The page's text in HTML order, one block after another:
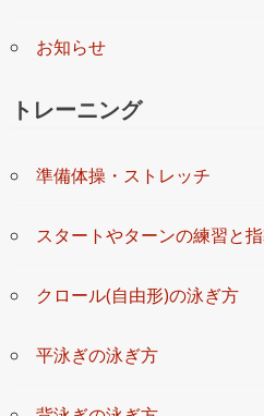
お知らせ
トレーニング
準備体操・ストレッチ
スタートやターンの練習と
クロール(自由形)の泳ぎ方
平泳ぎの泳ぎ方